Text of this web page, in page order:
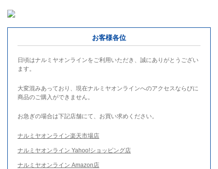
お客様各位
日頃はナルミヤオンラインをご利用いただき、誠にありがとうござい
ます。
大変混みあっており、現在ナルミヤオンラインへのアクセスならびに
商品のご購入ができません。
お急ぎの場合は下記店舗にて、お買い求めください。
ナルミヤオンライン楽天市場店
ナルミヤオンライン Yahoo!ショッピング店
ナルミヤオンライン Amazon店